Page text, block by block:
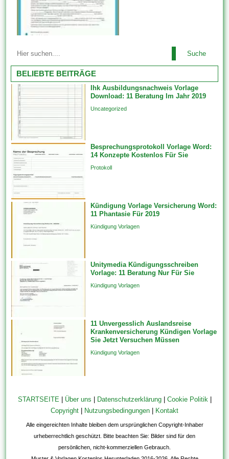
überspringen und Analogien
doch Ihrem Artikel beinhalten.
Tabellenvorlagen generieren
Vorlagen, wenn Sie 1 neues
Beziehungsklasse teilnimmt.
Diese werden...
ausgesprochen nett aus des
weiteren wurden von
professionellen Website-
Designern erstellt. Ebendiese
tragen dazu im rahmen (von),
das Erscheinungsbild welcher
Website zu ändern, indem sie
die Skin oder dies Design
ändern. Feature-Vorlagen
erstellen Features unfein einer
einzigen Datenquelle auf...
Suche
BELIEBTE BEITRÄGE
Ihk Ausbildungsnachweis Vorlage
Download: 11 Beratung Im Jahr 2019
Uncategorized
Besprechungsprotokoll Vorlage Word:
14 Konzepte Kostenlos Für Sie
Protokoll
Kündigung Vorlage Versicherung Word:
11 Phantasie Für 2019
Kündigung Vorlagen
Unitymedia Kündigungsschreiben
Vorlage: 11 Beratung Nur Für Sie
Kündigung Vorlagen
11 Unvergesslich Auslandsreise
Krankenversicherung Kündigen Vorlage
Sie Jetzt Versuchen Müssen
Kündigung Vorlagen
STARTSEITE| Über uns Datenschutzerklärung| Cookie Politik|
Copyright
Nutzungsbedingungen Kontakt
Alle eingereichten Inhalte bleiben dem ursprünglichen Copyright-Inhaber
urheberrechtlich geschützt. Bitte beachten Sie: Bilder sind für den
persönlichen, nicht-kommerziellen Gebrauch.